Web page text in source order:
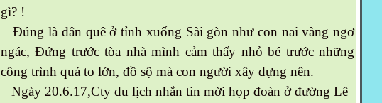
gì? !
Đúng là dân quê ở tỉnh xuống Sài gòn như con nai vàng ngơ
ngác, Đứng trước tòa nhà mình cảm thấy nhỏ bé trước những
công trình quá to lớn, đồ sộ mà con người xây dựng nên.
Ngày 20.6.17,Cty du lịch nhắn tin mời họp đoàn ở đường Lê